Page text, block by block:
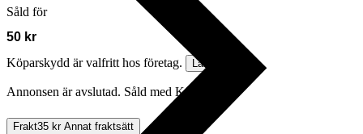
Såld för
50 kr
Köparskydd är valfritt hos företag.
Läs mer
Annonsen är avslutad. Såld med Köp nu.
Frakt35 kr Annat fraktsätt